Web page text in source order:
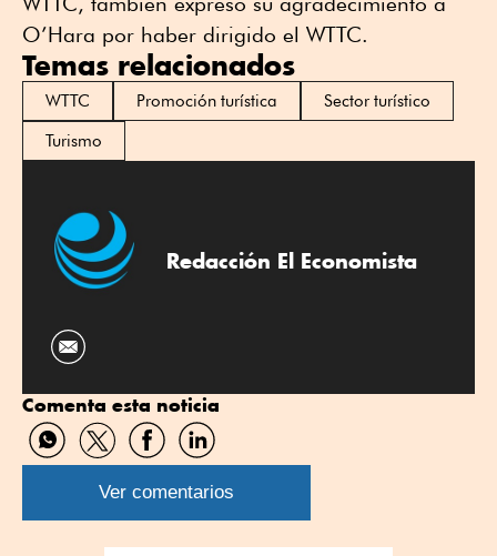
O’Hara por haber dirigido el WTTC.
Temas relacionados
WTTC Promoción turística
Sector turístico
Turismo
Redacción El Economista
Comenta esta noticia
Compartir
por
WhatsApp
Compartir
por
Twitter
Compartir
por
Facebook
Compartir
por
Linkedin
Ver comentarios